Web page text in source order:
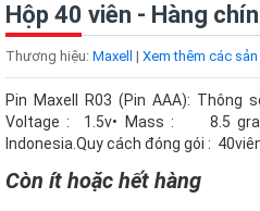
Hộp 40 viên - Hàng
Thương hiệu: Maxell | Xem thêm các sản
Pin Maxell R03 (Pin AAA):
Voltage : 1.5v• Mass : 8.5
Indonesia.Quy cách đóng gói :
Còn ít hoặc hết hàng